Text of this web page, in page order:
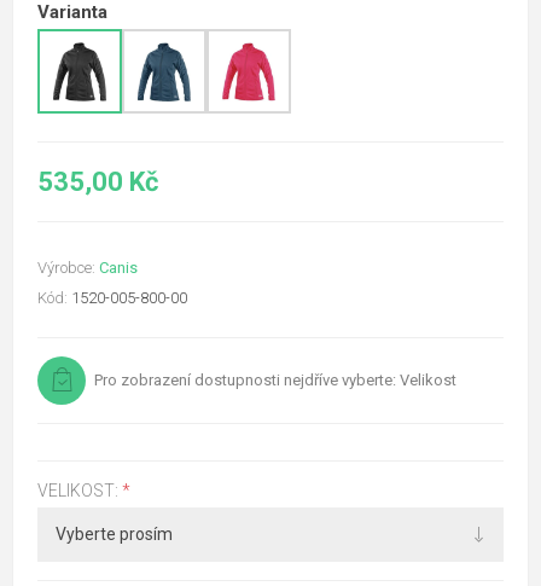
Varianta
535,00 Kč
Výrobce: Canis
Kód: 1520-005-800-00
Pro zobrazení dostupnosti nejdříve vyberte: Velikost
VELIKOST: *